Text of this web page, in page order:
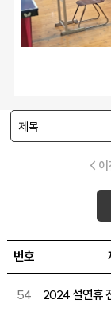
< 이
번호
54 2024 설연휴